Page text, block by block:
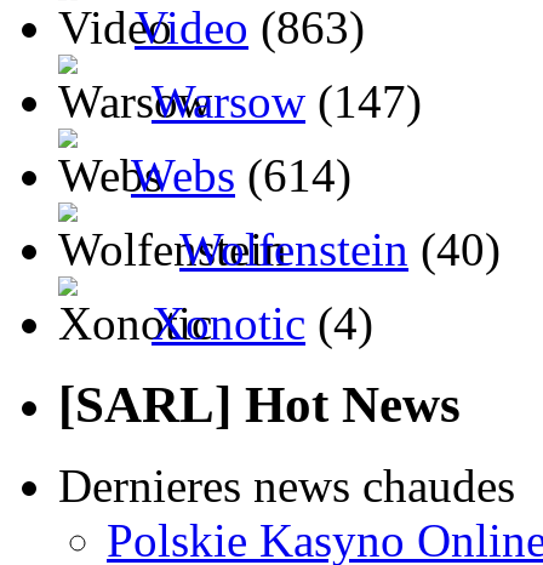
Video (863)
Warsow (147)
Webs (614)
Wolfenstein (40)
Xonotic (4)
[SARL] Hot News
Dernieres news chaudes
Polskie Kasyno